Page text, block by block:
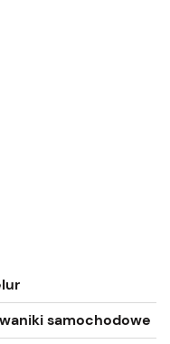
samochodowe